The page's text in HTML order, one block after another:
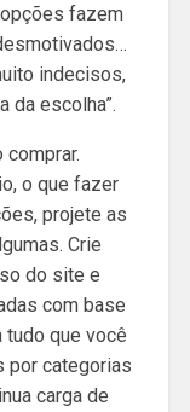
fazem
indecisos,
da escolha”.
comprar.
o que fazer
projete as
Crie
do site e
com base
tudo que você
por categorias
carga de